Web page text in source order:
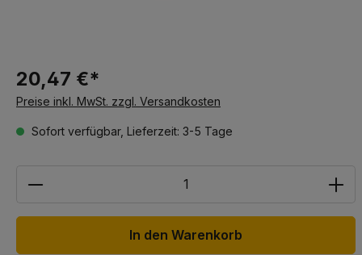
20,47 €*
Preise inkl. MwSt. zzgl. Versandkosten
Sofort verfügbar, Lieferzeit: 3-5 Tage
In den Warenkorb